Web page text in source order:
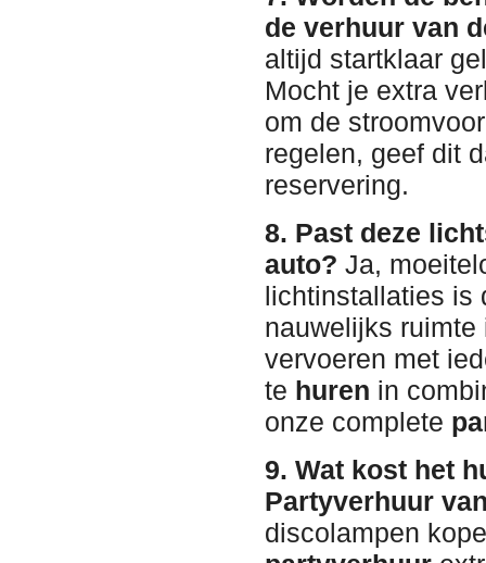
de verhuur van
altijd startklaar
Mocht je extra
om de
regelen, geef dit
reservering.
8. Past deze
auto? Ja,
lichtinstallaties is
nauwelijks
vervoeren met
te huren in
onze complete
9. Wat kost het
Partyverhuur
discolampen